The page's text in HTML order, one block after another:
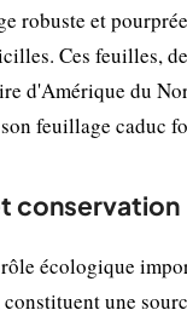
robuste et
Ces feuilles,
d'Amérique du
feuillage caduc
conservation
écologique
une